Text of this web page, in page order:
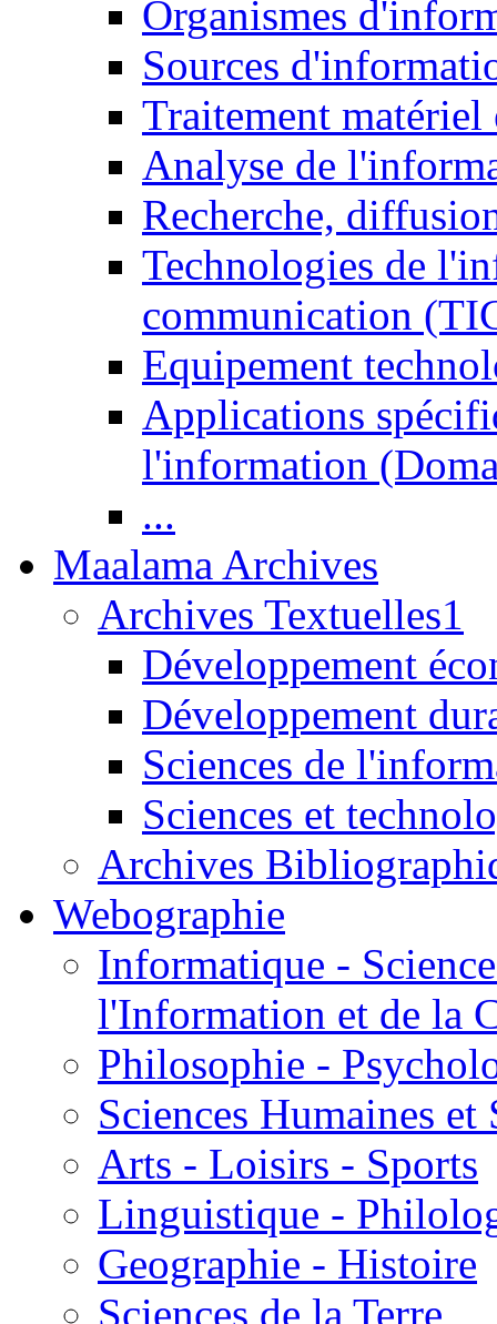
Organismes
Sources
Traitement matériel
Analyse de
Recherche,
Technologies de
communication
Equipement
Applications
l'information
...
Maalama Archives
Archives Textuelles1
Développement
Développement
Sciences de
Sciences et
Archives
Webographie
Informatique -
l'Information et de la
Philosophie -
Sciences Humaines et
Arts - Loisirs - Sports
Linguistique -
Geographie - Histoire
Sciences de la Terre